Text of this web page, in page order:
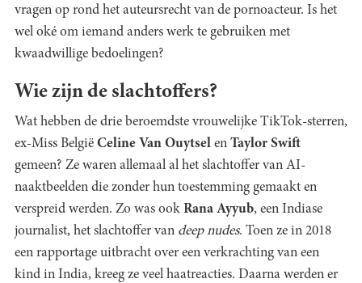
vragen op rond het auteursrecht van de pornoacteur. Is het
wel oké om iemand anders werk te gebruiken met
kwaadwillige bedoelingen?
Wie zijn de slachtoffers?
Wat hebben de drie beroemdste vrouwelijke TikTok-sterren,
ex-Miss België Celine Van Ouytsel en Taylor Swift
gemeen? Ze waren allemaal al het slachtoffer van AI-
naaktbeelden die zonder hun toestemming gemaakt en
verspreid werden. Zo was ook Rana Ayyub, een Indiase
journalist, het slachtoffer van deep nudes. Toen ze in 2018
een rapportage uitbracht over een verkrachting van een
kind in India, kreeg ze veel haatreacties. Daarna werden er